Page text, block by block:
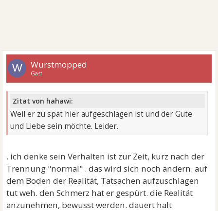
W Wurstmopped
Gast
Zitat von hahawi:
Weil er zu spät hier aufgeschlagen ist und der Gute
und Liebe sein möchte. Leider.
. ich denke sein Verhalten ist zur Zeit, kurz nach der
Trennung "normal" . das wird sich noch ändern. auf
dem Boden der Realität, Tatsachen aufzuschlagen
tut weh. den Schmerz hat er gespürt. die Realität
anzunehmen, bewusst werden. dauert halt